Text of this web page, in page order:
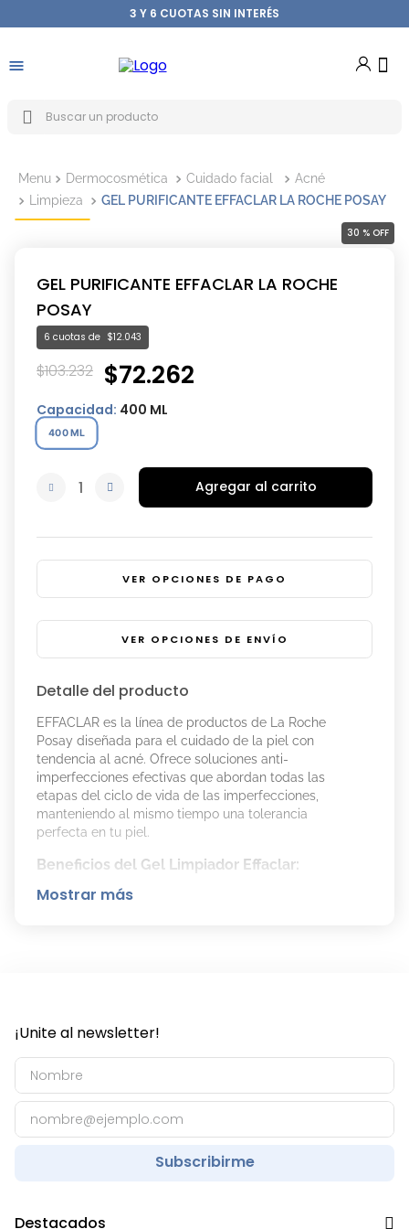
3 Y 6 CUOTAS SIN INTERÉS
Buscar un producto
Dermocosmética Cuidado facial
Acné
Limpieza
GEL PURIFICANTE EFFACLAR LA ROCHE POSAY
30 % OFF
GEL PURIFICANTE EFFACLAR LA ROCHE
POSAY
6 $12.043
$103.232 $72.262
Capacidad: 400 ML
400 ML
Agregar al carrito
VER OPCIONES DE PAGO
VER OPCIONES DE ENVÍO
Detalle del producto
EFFACLAR es la línea de productos de La Roche
Posay diseñada para el cuidado de la piel con
tendencia al acné. Ofrece soluciones anti-
imperfecciones efectivas que abordan todas las
etapas del ciclo de vida de las imperfecciones,
manteniendo al mismo tiempo una tolerancia
perfecta en tu piel.
Beneficios del Gel Limpiador Effaclar:
Reduce la visibilidad de manchas y puntos
Este gel contiene ingredientes clave para el cuidado
de la piel con tendencia al acné:
Zinc: Reduce el sebo y purifica la piel.
Agentes De Limpieza: Acción de alta eficacia
en la eliminación de impurezas y exceso de
Mostrar más
¡Unite al newsletter!
Subscribirme
Destacados